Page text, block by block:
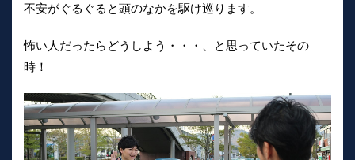
不安がぐるぐると頭のなかを駆け巡ります。
怖い人だったらどうしよう・・・、と思っていたその
時！